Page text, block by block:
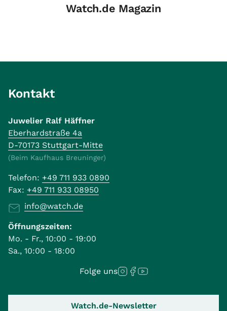
Watch.de Magazin
Kontakt
Juwelier Ralf Häffner
Eberhardstraße 4a
D-70173 Stuttgart-Mitte
(Beim Kaufhaus Breuninger)
Telefon: +49 711 933 0890
Fax: +49 711 933 08950
info@watch.de
Öffnungszeiten:
Mo. - Fr., 10:00 - 19:00
Sa., 10:00 - 18:00
Folge uns
Watch.de-Newsletter